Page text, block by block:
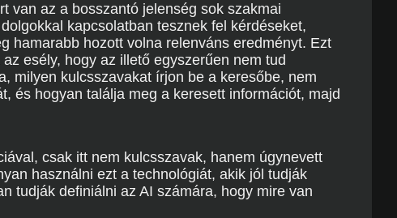
van az a bosszantó jelenség sok szakmai
kapcsolatban tesznek fel kérdéseket,
hamarabb hozott volna relenváns eredményt. Ezt
esély, hogy az illető egyszerűen nem tud
milyen kulcsszavakat írjon be a keresőbe, nem
és hogyan találja meg a keresett információt, majd
csak itt nem kulcsszavak, hanem úgynevett
használni ezt a technológiát, akik jól tudják
tudják definiálni az AI számára, hogy mire van